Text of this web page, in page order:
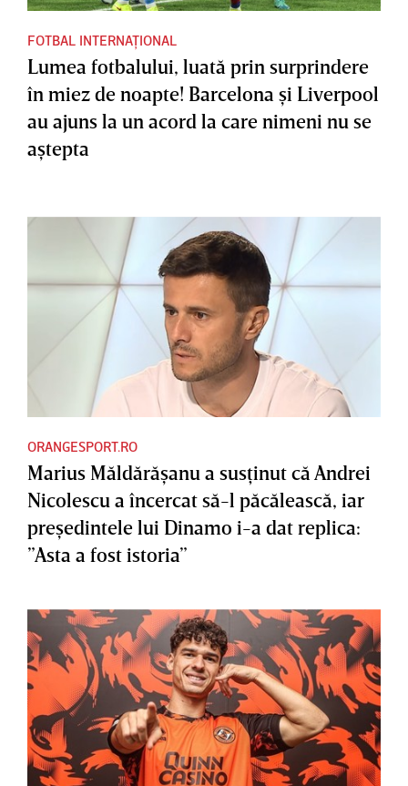
FOTBAL INTERNAȚIONAL
Lumea fotbalului, luată prin surprindere
în miez de noapte! Barcelona şi Liverpool
au ajuns la un acord la care nimeni nu se
aştepta
ORANGESPORT.RO
Marius Măldărăşanu a susţinut că Andrei
Nicolescu a încercat să-l păcălească, iar
preşedintele lui Dinamo i-a dat replica:
”Asta a fost istoria”